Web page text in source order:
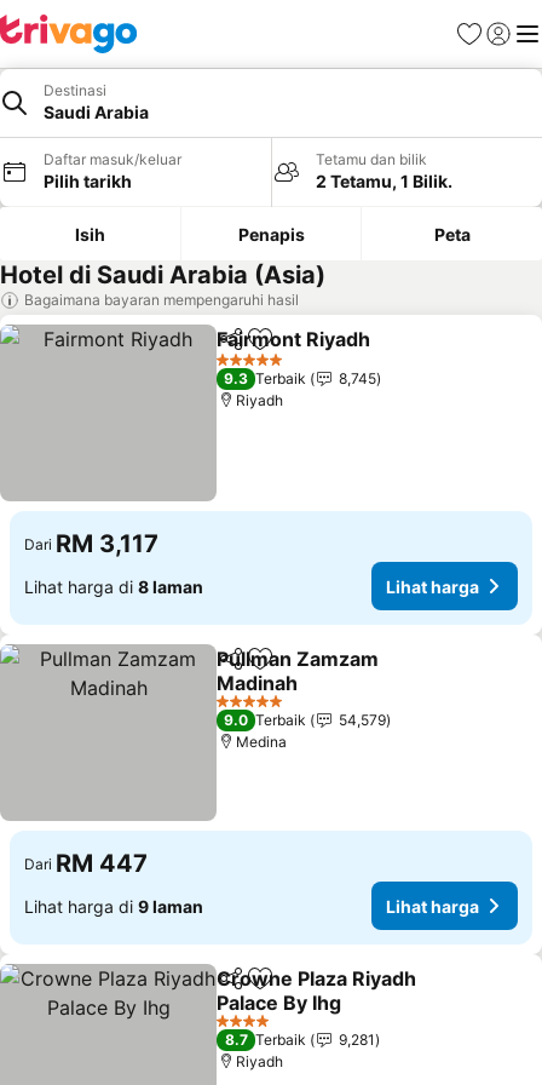
Kegemaran
Daftar
Destinasi
Saudi Arabia
Daftar masuk/keluar
Pilih tarikh
Tetamu dan bilik
2 Tetamu, 1 Bilik.
Isih Penapis Peta
Hotel di Saudi Arabia (Asia)
Bagaimana bayaran mempengaruhi hasil
KongsiTambah ke favorit
Fairmont Riyadh
5 Bintang
9.3 Terbaik
8,745
Riyadh
Dari RM 3,117
Lihat harga di 8 laman Lihat harga
KongsiTambah ke favorit
Pullman Zamzam
Madinah
Lihat harga
5 Bintang
9.0 Terbaik
54,579
Medina
Dari RM 447
Lihat harga di 9 laman Lihat harga
KongsiTambah ke favorit
Crowne Plaza Riyadh
Palace By Ihg
Lihat harga
4 Bintang
8.7 Terbaik
9,281
Riyadh